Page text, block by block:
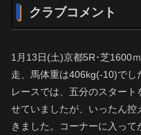
クラブコメント
1月13日(土)京都5R･芝1600
走、馬体重は406kg(-10)でし
レースでは、五分のスター
せていましたが、いったん
きました。コーナーに入っ